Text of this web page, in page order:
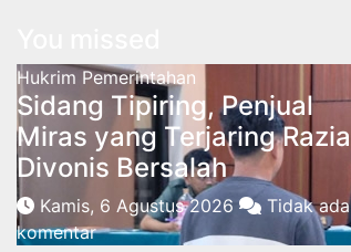
HukrimPemerintahan
Sidang Tipiring, Penjual
Miras yang Terjaring Razia
Divonis Bersalah
Kamis, 6 Agustus 2026
Tidak ada
komentar